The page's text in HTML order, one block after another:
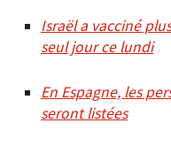
Israël a vacciné
seul jour ce lundi
En Espagne, les
seront listées